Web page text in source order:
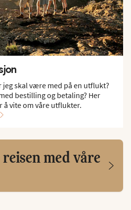
skal være med på en utflukt?
bestilling og betaling? Her
vite om våre utflukter.
med våre